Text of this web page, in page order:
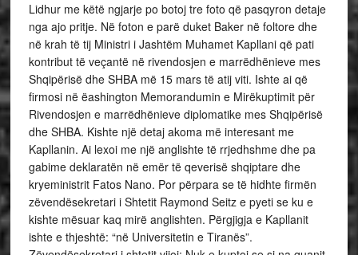
Lidhur me këtë ngjarje po botoj tre foto që pasqyron detaje
nga ajo pritje. Në foton e parë duket Baker në foltore dhe
në krah të tij Ministri i Jashtëm Muhamet Kapllani që pati
kontribut të veçantë në rivendosjen e marrëdhënieve mes
Shqipërisë dhe SHBA më 15 mars të atij viti. Ishte ai që
firmosi në ëashington Memorandumin e Mirëkuptimit për
Rivendosjen e marrëdhënieve diplomatike mes Shqipërisë
dhe SHBA. Kishte një detaj akoma më interesant me
Kapllanin. Ai lexoi me një anglishte të rrjedhshme dhe pa
gabime deklaratën në emër të qeverisë shqiptare dhe
kryeministrit Fatos Nano. Por përpara se të hidhte firmën
zëvendësekretari i Shtetit Raymond Seitz e pyeti se ku e
kishte mësuar kaq mirë anglishten. Përgjigja e Kapllanit
ishte e thjeshtë: “në Universitetin e Tiranës”.